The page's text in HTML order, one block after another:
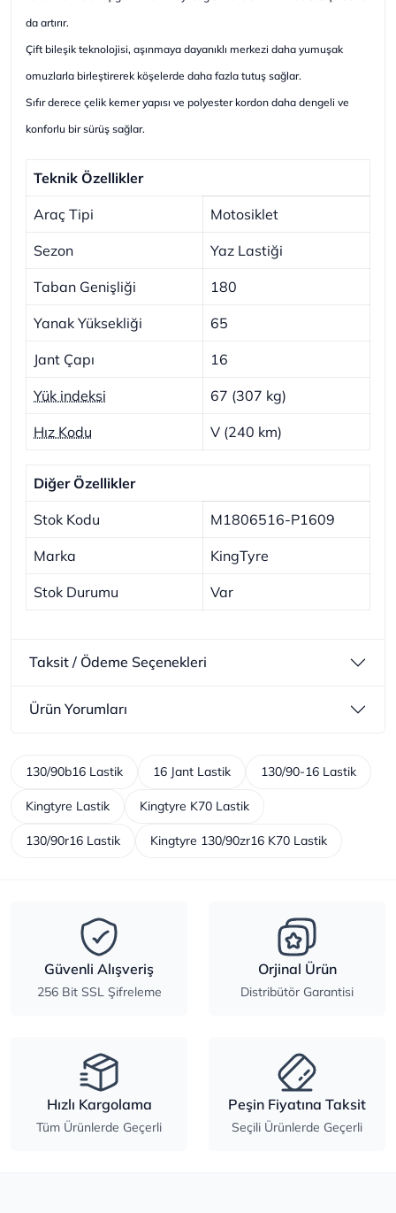
da artırır.
Çift bileşik teknolojisi, aşınmaya dayanıklı merkezi daha yumuşak
omuzlarla birleştirerek köşelerde daha fazla tutuş sağlar.
Sıfır derece çelik kemer yapısı ve polyester kordon daha dengeli ve
konforlu bir sürüş sağlar.
Teknik Özellikler
Araç Tipi Motosiklet
Sezon Yaz Lastiği
Taban Genişliği 180
Yanak Yüksekliği 65
Jant Çapı 16
Yük indeksi 67 (307 kg)
Hız Kodu V (240 km)
Diğer Özellikler
Stok Kodu M1806516-P1609
Marka KingTyre
Stok Durumu Var
Taksit / Ödeme Seçenekleri
Ürün Yorumları
130/90b16 Lastik 16 Jant Lastik 130/90-16 Lastik
Kingtyre Lastik Kingtyre K70 Lastik
130/90r16 Lastik Kingtyre 130/90zr16 K70 Lastik
Güvenli Alışveriş
256 Bit SSL Şifreleme
Orjinal Ürün
Distribütör Garantisi
Hızlı Kargolama
Tüm Ürünlerde Geçerli
Peşin Fiyatına Taksit
Seçili Ürünlerde Geçerli